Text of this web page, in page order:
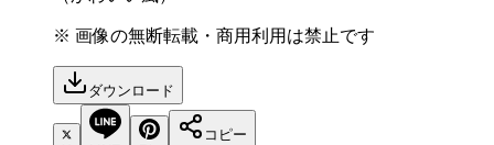
※ 画像の無断転載・商用利用は禁止です
ダウンロード
コピー